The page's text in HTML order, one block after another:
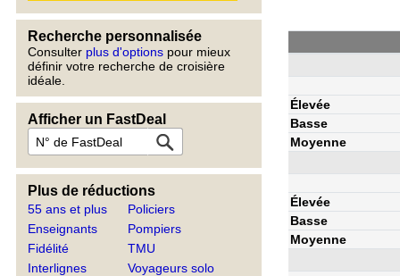
Recherche personnalisée
Consulter plus d'options pour mieux
définir votre recherche de croisière
idéale.
Afficher un FastDeal
Plus de réductions
55 ans et plus
Enseignants
Fidélité
Interlignes
Policiers
Pompiers
TMU
Voyageurs solo
Élevée
Basse
Moyenne
Élevée
Basse
Moyenne